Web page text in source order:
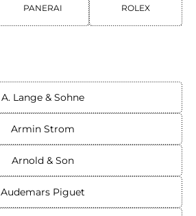
PANERAI ROLEX
A. Lange & Sohne
Armin Strom
Arnold & Son
Audemars Piguet